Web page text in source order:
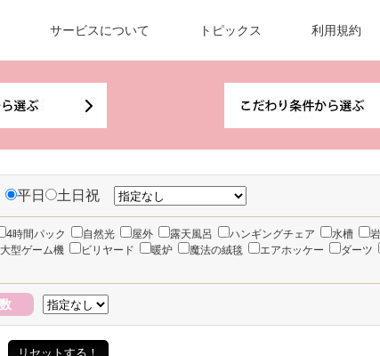
サービスについて トピックス 利用規約
平日 土日祝
4時間パック 自然光 屋外 露天風呂 ハンギングチェア 水槽
大型ゲーム機 ビリヤード 暖炉 魔法の絨毯 エアホッケー ダーツ